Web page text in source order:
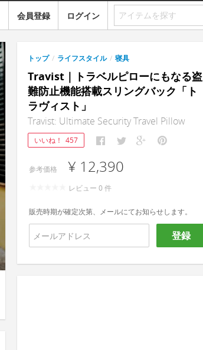
会員登録 ログイン
トップ / ライフスタイル / 寝具
Travist｜トラベルピローにもなる盗
難防止機能搭載スリングバック「ト
ラヴィスト」
Travist: Ultimate Security Travel Pillow
いいね！ 457
参考価格 ¥ 12,390
レビュー 0 件
販売時期が確定次第、メールにてお知らせします。
登録